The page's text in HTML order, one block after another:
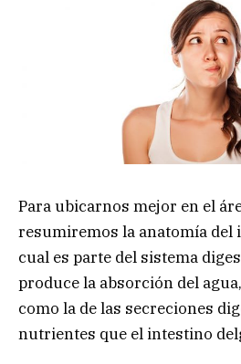
Para ubicarnos mejor en el
resumiremos la anatomía del
cual es parte del sistema
produce la absorción del
como la de las secreciones
nutrientes que el intestino